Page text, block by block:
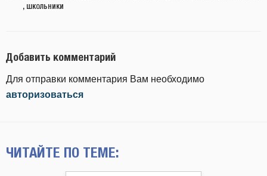
, ШКОЛЬНИКИ
Добавить комментарий
Для отправки комментария Вам необходимо
авторизоваться
ЧИТАЙТЕ ПО ТЕМЕ: